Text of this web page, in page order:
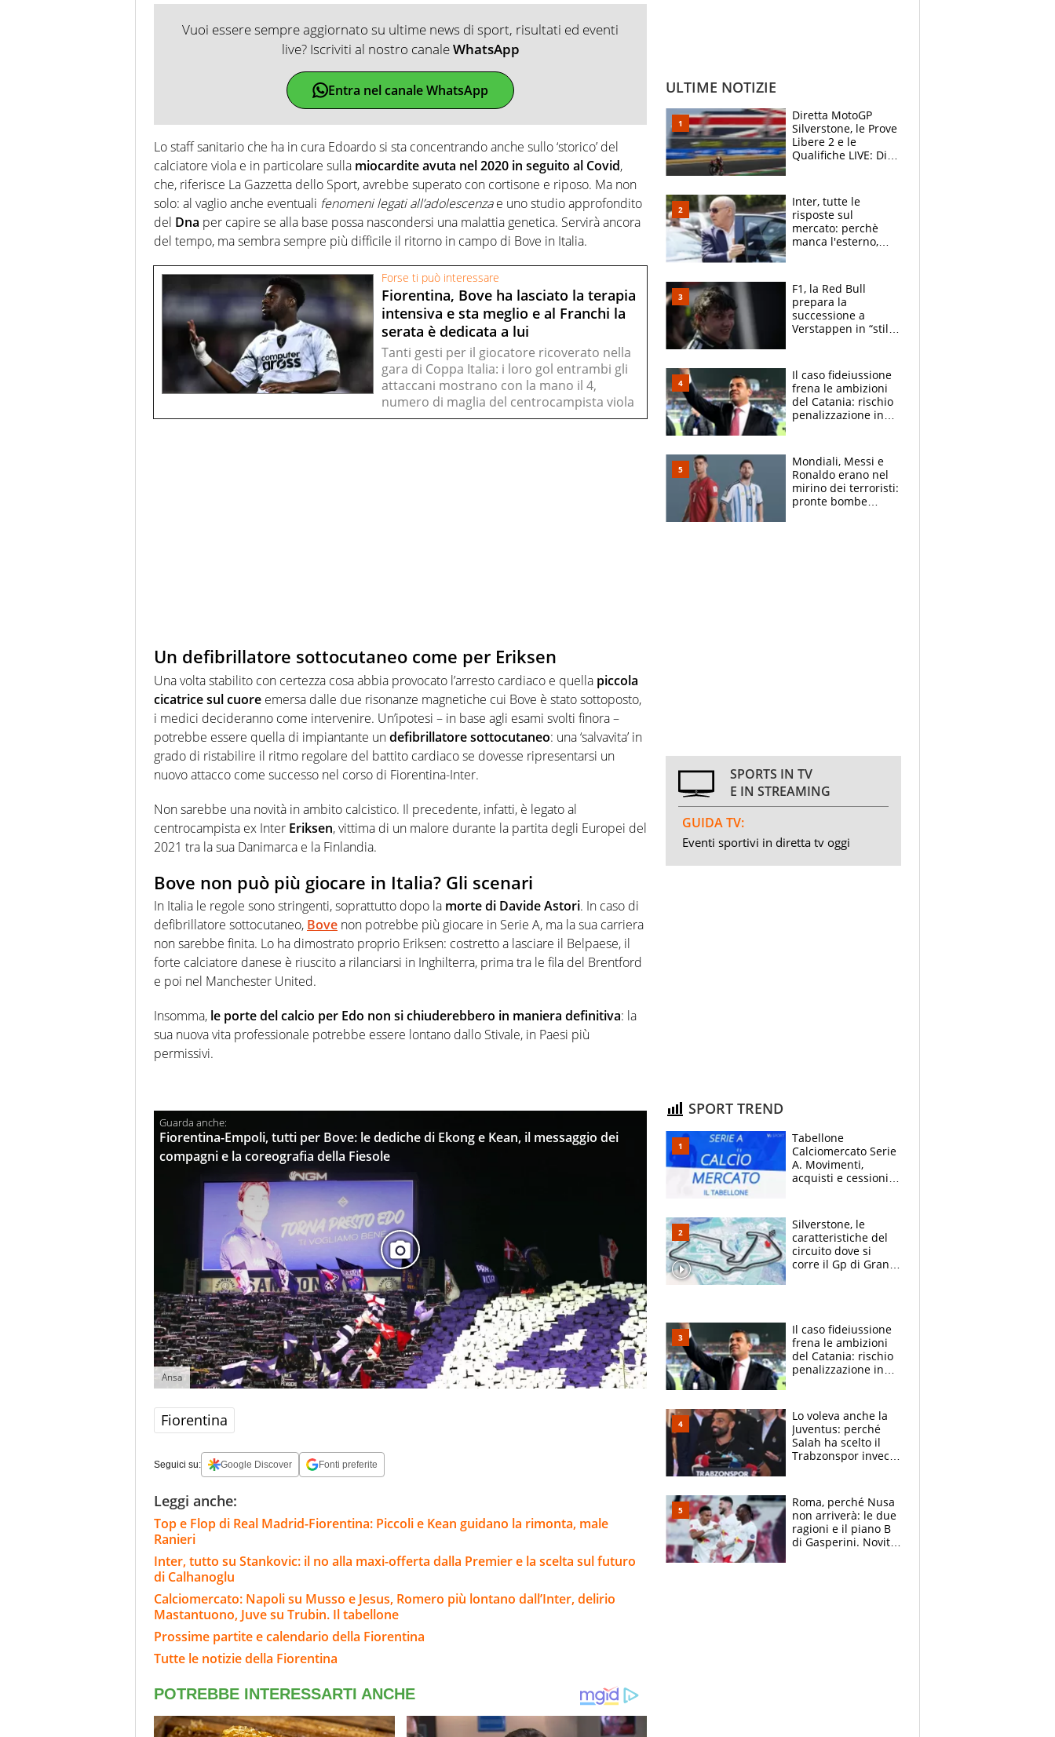
Vuoi essere sempre aggiornato su ultime news di sport, risultati ed eventi
live? Iscriviti al nostro canaleWhatsApp
Entra nel canale WhatsApp
Lo staff sanitario che ha in cura Edoardo si sta concentrando anche sullo ‘storico’ del
calciatore viola e in particolare sulla miocardite avuta nel 2020 in seguito al Covid,
che, riferisce La Gazzetta dello Sport, avrebbe superato con cortisone e riposo. Ma non
solo: al vaglio anche eventuali fenomeni legati all’adolescenzae uno studio approfondito
del Dna per capire se alla base possa nascondersi una malattia genetica. Servirà ancora
del tempo, ma sembra sempre più difficile il ritorno in campo di Bove in Italia.
Forse ti può interessare
Fiorentina, Bove ha lasciato la terapia
intensiva e sta meglio e al Franchi la
serata è dedicata a lui
Tanti gesti per il giocatore ricoverato nella
gara di Coppa Italia: i loro gol entrambi gli
attaccani mostrano con la mano il 4,
numero di maglia del centrocampista viola
Un defibrillatore sottocutaneo come per Eriksen
Una volta stabilito con certezza cosa abbia provocato l’arresto cardiaco e quella piccola
cicatrice sul cuore emersa dalle due risonanze magnetiche cui Bove è stato sottoposto,
i medici decideranno come intervenire. Un’ipotesi – in base agli esami svolti finora –
potrebbe essere quella di impiantante undefibrillatore sottocutaneo: una ‘salvavita’ in
grado di ristabilire il ritmo regolare del battito cardiaco se dovesse ripresentarsi un
nuovo attacco come successo nel corso di Fiorentina-Inter.
Non sarebbe una novità in ambito calcistico. Il precedente, infatti, è legato al
centrocampista ex Inter Eriksen, vittima di un malore durante la partita degli Europei del
2021 tra la sua Danimarca e la Finlandia.
Bove non può più giocare in Italia? Gli scenari
In Italia le regole sono stringenti, soprattutto dopo la morte di Davide Astori. In caso di
defibrillatore sottocutaneo, Bove non potrebbe più giocare in Serie A, ma la sua carriera
non sarebbe finita. Lo ha dimostrato proprio Eriksen: costretto a lasciare il Belpaese, il
forte calciatore danese è riuscito a rilanciarsi in Inghilterra, prima tra le fila del Brentford
e poi nel Manchester United.
Insomma, le porte del calcio per Edo non si chiuderebbero in maniera definitiva: la
sua nuova vita professionale potrebbe essere lontano dallo Stivale, in Paesi più
permissivi.
Fiorentina-Empoli, tutti per Bove: le dediche di Ekong e Kean, il messaggio dei
compagni e la coreografia della Fiesole
Ansa
Fiorentina
Seguici su: Google Discover Fonti preferite
Leggi anche:
Top e Flop di Real Madrid-Fiorentina: Piccoli e Kean guidano la rimonta, male
Ranieri
Inter, tutto su Stankovic: il no alla maxi-offerta dalla Premier e la scelta sul futuro
di Calhanoglu
Calciomercato: Napoli su Musso e Jesus, Romero più lontano dall’Inter, delirio
Mastantuono, Juve su Trubin. Il tabellone
Prossime partite e calendario della Fiorentina
Tutte le notizie della Fiorentina
ULTIME NOTIZIE
Diretta MotoGP
Silverstone, le Prove
Libere 2 e le
Qualifiche LIVE: Di
Bezzecchi
Inter, tutte le
risposte sul
mercato: perchè
manca l'esterno,
vero obiettivo di
Marotta
F1, la Red Bull
prepara la
successione a
Verstappen in “stile
attacco all’Italia
Il caso fideiussione
frena le ambizioni
del Catania: rischio
penalizzazione in
Mondiali, Messi e
Ronaldo erano nel
mirino dei terroristi:
pronte bombe
SPORTS IN TV
E IN STREAMING
GUIDA TV:
Eventi sportivi in diretta tv oggi
SPORT TREND
Tabellone
Calciomercato Serie
A. Movimenti,
acquisti e cessioni:
Silverstone, le
caratteristiche del
circuito dove si
corre il Gp di Gran
Il caso fideiussione
frena le ambizioni
del Catania: rischio
penalizzazione in
Lo voleva anche la
Juventus: perché
Salah ha scelto il
Trabzonspor invece
Roma, perché Nusa
non arriverà: le due
ragioni e il piano B
di Gasperini. Novità